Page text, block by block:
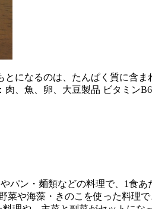
になるのは、たんぱく質に含
、魚、卵、大豆製品 ビタミ
ン・麺類などの料理で、1食
や海藻・きのこを使った料理